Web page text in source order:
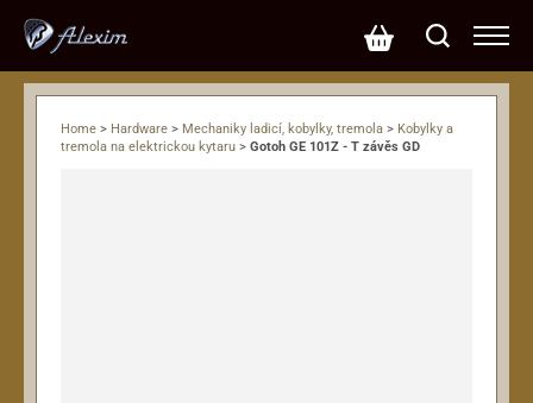
Home > Hardware > Mechaniky ladicí, kobylky, tremola > Kobylky a
tremola na elektrickou kytaru > Gotoh GE 101Z - T závěs GD